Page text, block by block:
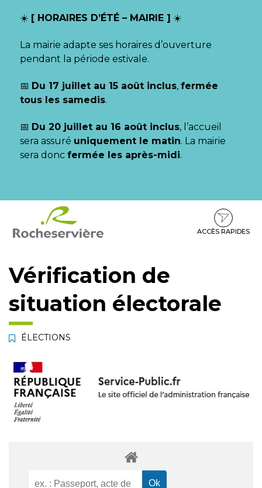
☀️ [ HORAIRES D’ÉTÉ – MAIRIE ] ☀️
La mairie adapte ses horaires d’ouverture
pendant la période estivale.
📅 Du 17 juillet au 15 août inclus, fermée
tous les samedis.
📅 Du 20 juillet au 16 août inclus, l’accueil
sera assuré uniquement le matin. La mairie
sera donc fermée les après-midi.
contenu
pied
ACCÈS RAPIDES
Vérification de
situation électorale
ÉLECTIONS